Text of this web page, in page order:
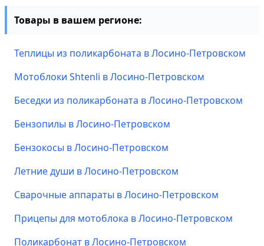
Товары в вашем регионе:
Теплицы из поликарбоната в Лосино-Петровском
Мотоблоки Shtenli в Лосино-Петровском
Беседки из поликарбоната в Лосино-Петровском
Бензопилы в Лосино-Петровском
Бензокосы в Лосино-Петровском
Летние души в Лосино-Петровском
Сварочные аппараты в Лосино-Петровском
Прицепы для мотоблока в Лосино-Петровском
Поликарбонат в Лосино-Петровском